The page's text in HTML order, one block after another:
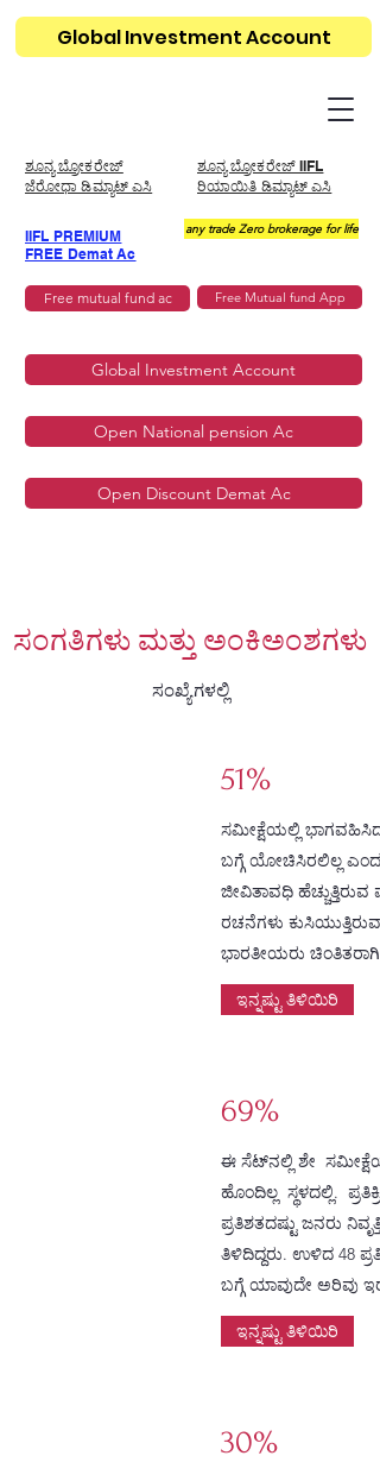
ಶೂನ್ಯ ಬ್ರೋಕರೇಜ್
ಜೆರೋಧಾ ಡಿಮ್ಯಾಟ್ ಎಸಿ
ಶೂನ್ಯ ಬ್ರೋಕರೇಜ್ IIFL
ರಿಯಾಯಿತಿ ಡಿಮ್ಯಾಟ್ ಎಸಿ
IIFL PREMIUM
FREE Demat Ac
any trade Zero brokerage for life
Free Mutual fund App
Global Investment Account
Open National pension Ac
Open Discount Demat Ac
Free mutual fund ac
Global Investment Account
ಸಂಗತಿಗಳು ಮತ್ತು ಅಂಕಿಅಂಶಗಳು
ಸಂಖ್ಯೆಗಳಲ್ಲಿ
51%
ಸಮೀಕ್ಷೆಯಲ್ಲಿ
ಬಗ್ಗೆ ಯೋಚಿಸಿರಲಿಲ್ಲ ಎಂದು
ಜೀವಿತಾವಧಿ
ರಚನೆಗಳು
ಭಾರತೀಯರು
ಇನ್ನಷ್ಟು ತಿಳಿಯಿರಿ
69%
ಈ ಸೆಟ್‌ನಲ್ಲಿ ಶೇ
ಹೊಂದಿಲ್ಲ ಸ್ಥಳದಲ್ಲಿ.
ಪ್ರತಿಶತದಷ್ಟು ಜನರು
ತಿಳಿದಿದ್ದರು. ಉಳಿದ 48
ಬಗ್ಗೆ ಯಾವುದೇ ಅರಿವು
ಇನ್ನಷ್ಟು ತಿಳಿಯಿರಿ
30%